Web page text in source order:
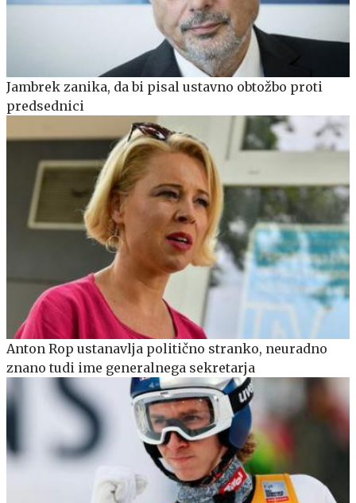
Jambrek zanika, da bi pisal ustavno obtožbo proti
predsednici
Anton Rop ustanavlja politično stranko, neuradno
znano tudi ime generalnega sekretarja